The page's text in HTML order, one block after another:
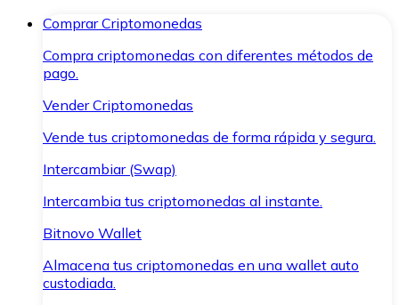
Comprar Criptomonedas
Compra criptomonedas con diferentes métodos de
pago.
Vender Criptomonedas
Vende tus criptomonedas de forma rápida y segura.
Intercambiar (Swap)
Intercambia tus criptomonedas al instante.
Bitnovo Wallet
Almacena tus criptomonedas en una wallet auto
custodiada.